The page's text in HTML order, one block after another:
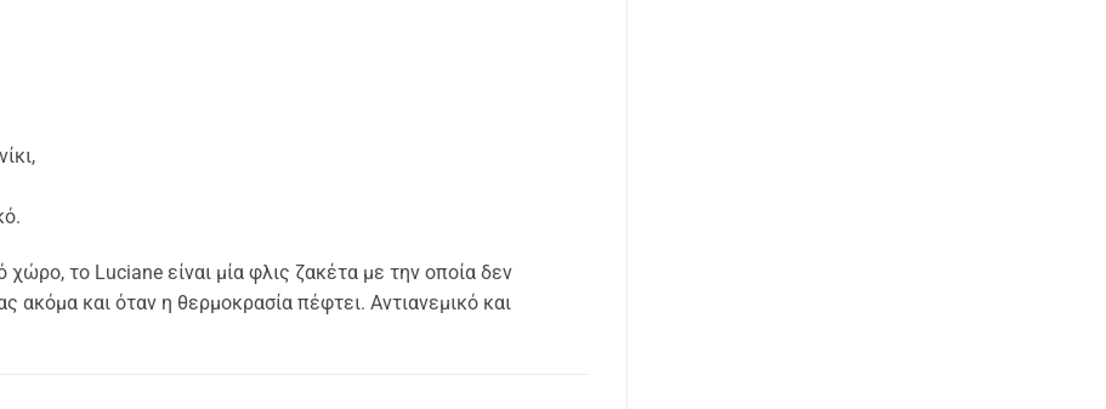
χώρο, το Luciane είναι μία φλις ζακέτα με την οποία δεν
ακόμα και όταν η θερμοκρασία πέφτει. Αντιανεμικό και